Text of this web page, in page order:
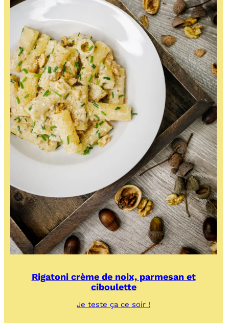
Rigatoni crème de noix, parmesan et
ciboulette
Je teste ça ce soir !
crème